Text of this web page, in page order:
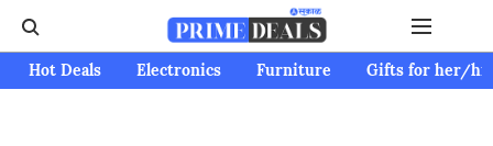
Hot Deals Electronics Furniture Gifts for her/